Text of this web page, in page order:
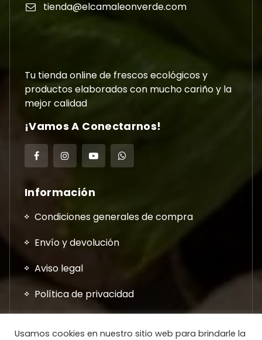
tienda@elcamaleonverde.com
Tu tienda online de frescos ecológicos y
productos elaborados con mucho cariño y la
mejor calidad
¡Vamos A Conectarnos!
Información
Condiciones generales de compra
Envío y devolución
Aviso legal
Política de privacidad
Usamos cookies en nuestro sitio web para brindarle la